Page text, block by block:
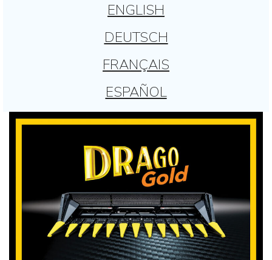
ENGLISH
DEUTSCH
FRANÇAIS
ESPAÑOL